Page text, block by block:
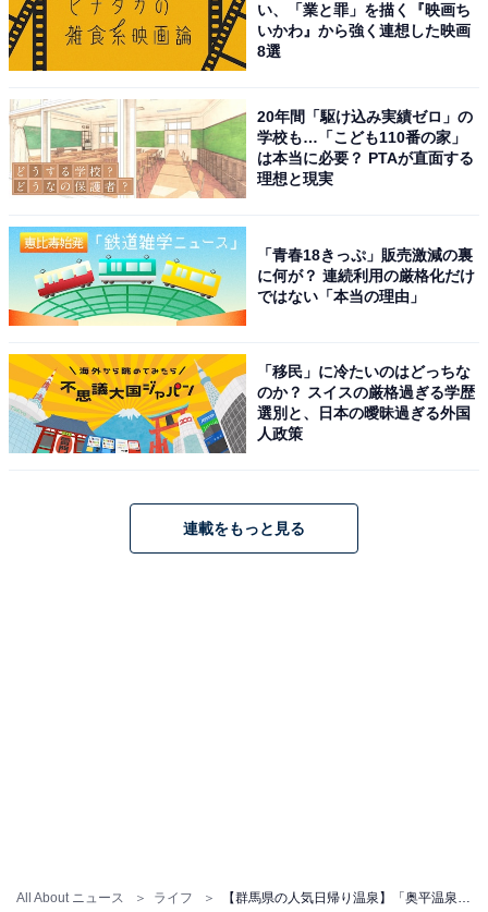
All About ニュース ライフ
い、「業と罪」を描く『映画ち
いかわ』から強く連想した映画
8選
20年間「駆け込み実績ゼロ」の
学校も…「こども110番の家」
は本当に必要？ PTAが直面する
理想と現実
「青春18きっぷ」販売激減の裏
に何が？ 連続利用の厳格化だけ
ではない「本当の理由」
「移民」に冷たいのはどっちな
のか？ スイスの厳格過ぎる学歴
選別と、日本の曖昧過ぎる外国
人政策
連載をもっと見る